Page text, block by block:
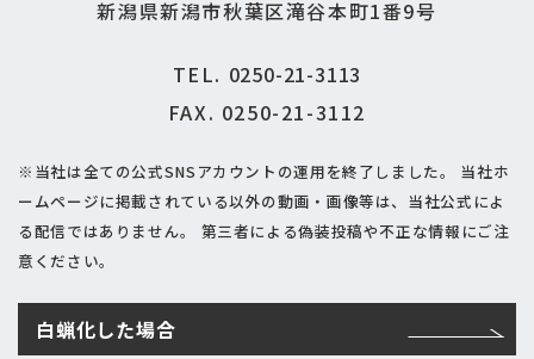
新潟県新潟市秋葉区滝谷本町1番9号
TEL. 0250-21-3113
FAX. 0250-21-3112
※当社は全ての公式SNSアカウントの運用を終了しました。
当社ホ
ームページに掲載されている以外の動画・画像等は、当社公式によ
る配信ではありません。
第三者による偽装投稿や不正な情報にご注
意ください。
白蝋化した場合